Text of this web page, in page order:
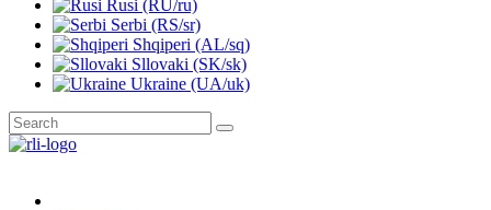
Rusi (RU/ru)
Serbi (RS/sr)
Shqiperi (AL/sq)
Sllovaki (SK/sk)
Ukraine (UA/uk)